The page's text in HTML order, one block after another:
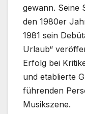
gewann. Seine
den 1980er
1981 sein
Urlaub“
Erfolg bei
und etablierte
führenden
Musikszene.